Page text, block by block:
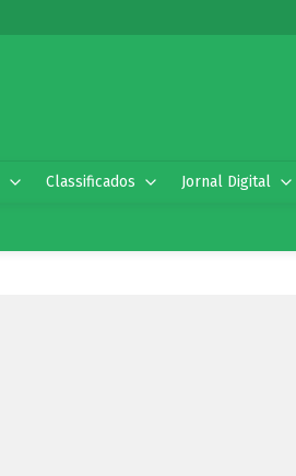
Classificados Jornal Digital